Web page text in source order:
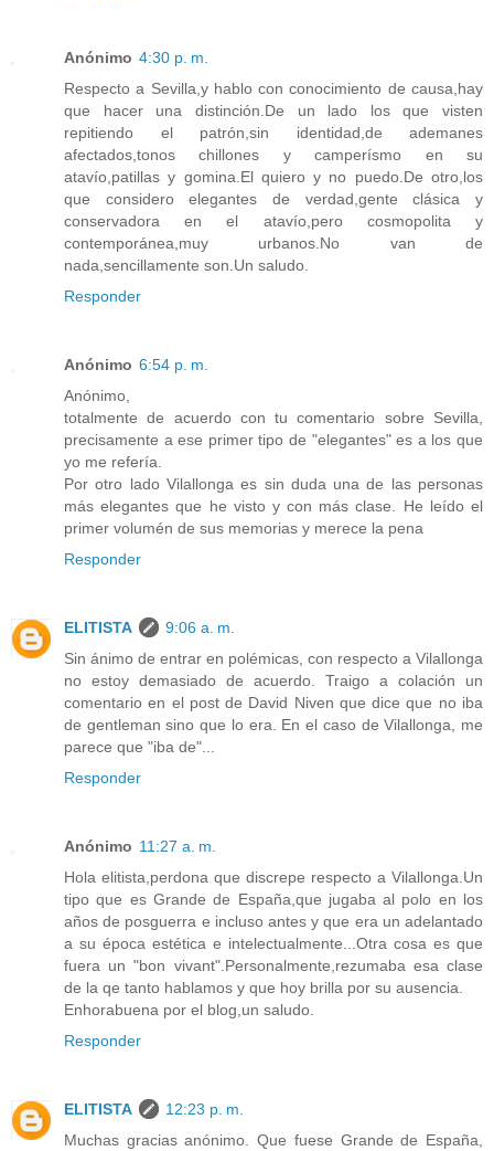
Anónimo 4:30 p. m.
Respecto a Sevilla,y hablo con conocimiento de causa,hay
que hacer una distinción.De un lado los que visten
repitiendo el patrón,sin identidad,de ademanes
afectados,tonos chillones y camperísmo en su
atavío,patillas y gomina.El quiero y no puedo.De otro,los
que considero elegantes de verdad,gente clásica y
conservadora en el atavío,pero cosmopolita y
contemporánea,muy urbanos.No van de
nada,sencillamente son.Un saludo.
Responder
Anónimo 6:54 p. m.
Anónimo,
totalmente de acuerdo con tu comentario sobre Sevilla,
precisamente a ese primer tipo de "elegantes" es a los que
yo me refería.
Por otro lado Vilallonga es sin duda una de las personas
más elegantes que he visto y con más clase. He leído el
primer volumén de sus memorias y merece la pena
Responder
ELITISTA
9:06 a. m.
Sin ánimo de entrar en polémicas, con respecto a Vilallonga
no estoy demasiado de acuerdo. Traigo a colación un
comentario en el post de David Niven que dice que no iba
de gentleman sino que lo era. En el caso de Vilallonga, me
parece que "iba de"...
Responder
Anónimo 11:27 a. m.
Hola elitista,perdona que discrepe respecto a Vilallonga.Un
tipo que es Grande de España,que jugaba al polo en los
años de posguerra e incluso antes y que era un adelantado
a su época estética e intelectualmente...Otra cosa es que
fuera un "bon vivant".Personalmente,rezumaba esa clase
de la qe tanto hablamos y que hoy brilla por su ausencia.
Enhorabuena por el blog,un saludo.
Responder
ELITISTA
12:23 p. m.
Muchas gracias anónimo. Que fuese Grande de España,